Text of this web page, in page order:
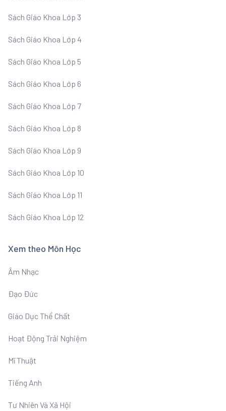
Sách Giáo Khoa Lớp 3
Sách Giáo Khoa Lớp 4
Sách Giáo Khoa Lớp 5
Sách Giáo Khoa Lớp 6
Sách Giáo Khoa Lớp 7
Sách Giáo Khoa Lớp 8
Sách Giáo Khoa Lớp 9
Sách Giáo Khoa Lớp 10
Sách Giáo Khoa Lớp 11
Sách Giáo Khoa Lớp 12
Xem theo Môn Học
Âm Nhạc
Đạo Đức
Giáo Dục Thể Chất
Hoạt Động Trải Nghiệm
Mĩ Thuật
Tiếng Anh
Tư Nhiên Và Xã Hội